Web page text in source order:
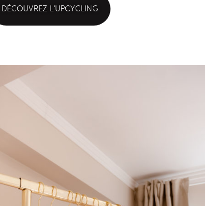
DÉCOUVREZ L'UPCYCLING